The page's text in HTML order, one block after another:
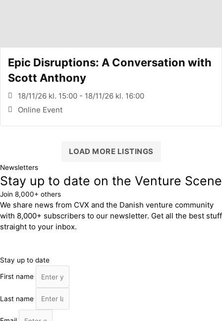
Epic Disruptions: A Conversation with
Scott Anthony
18/11/26 kl. 15:00 - 18/11/26 kl. 16:00
Online Event
LOAD MORE LISTINGS
Newsletters
Stay up to date on the Venture Scene
Join 8,000+ others
We share news from CVX and the Danish venture community
with 8,000+ subscribers to our newsletter. Get all the best stuff
straight to your inbox.
Stay up to date
First name
Last name